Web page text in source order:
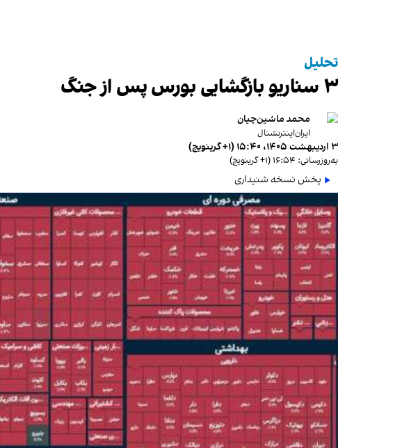
تحلیل
۳ سناریو بازگشایی بورس پس از جنگ
محمد ماشین‌چیان
ایران‌اینترنشنال
۳ اردیبهشت ۱۴۰۵، ۱۵:۴۰ (‎+۱ گرینویچ)
به‌روزرسانی: ۱۶:۵۴ (‎+۱ گرینویچ)
پخش نسخه شنیداری